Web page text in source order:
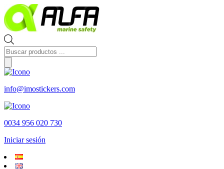
Skip
to
content
Búsqueda
de
productos
info@imostickers.com
0034 956 020 730
Iniciar sesión